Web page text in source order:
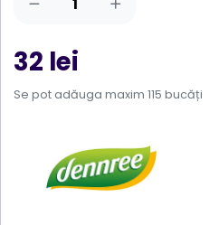
32 lei
Se pot adăuga maxim 115 bucăți